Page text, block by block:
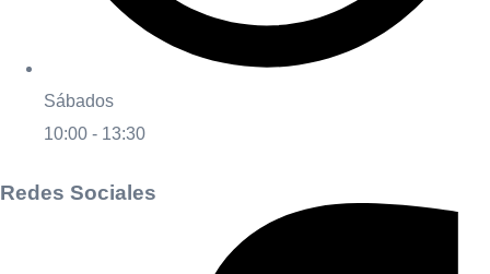
Sábados
10:00 - 13:30
Redes Sociales